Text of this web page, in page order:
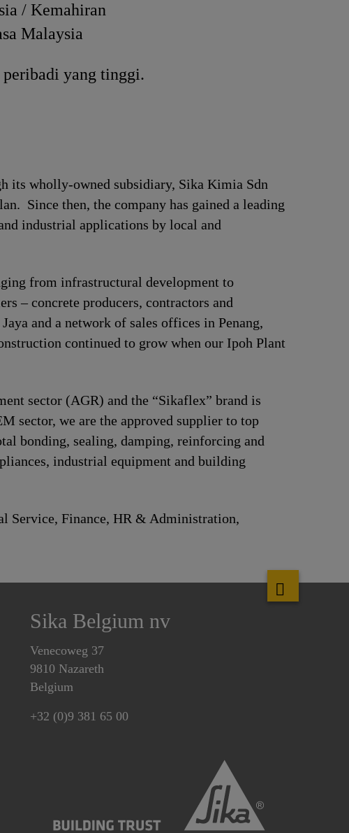
/ Kemahiran
Malaysia
peribadi yang tinggi.
its wholly-owned subsidiary, Sika Kimia Sdn
Since then, the company has gained a leading
industrial applications by local and
from infrastructural development to
– concrete producers, contractors and
and a network of sales offices in Penang,
continued to grow when our Ipoh Plant
sector (AGR) and the “Sikaflex” brand is
sector, we are the approved supplier to top
bonding, sealing, damping, reinforcing and
industrial equipment and building
Service, Finance, HR & Administration,
Sika Belgium nv
Venecoweg 37
9810 Nazareth
Belgium
+32 (0)9 381 65 00